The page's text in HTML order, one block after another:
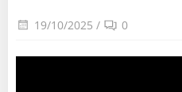
19/10/2025 / 0